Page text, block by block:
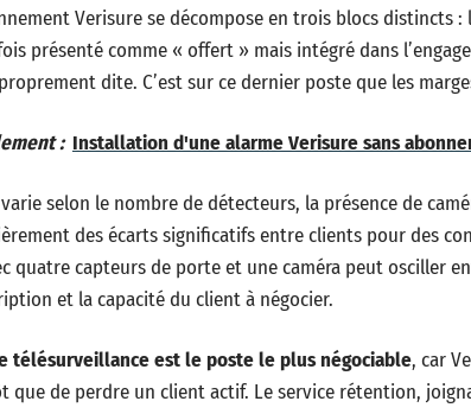
Verisure se décompose en trois blocs distincts
présenté comme « offert » mais intégré dans
dite. C’est sur ce dernier poste que les
: Installation d'une alarme Verisure sans
selon le nombre de détecteurs, la présence de
des écarts significatifs entre clients pour des
quatre capteurs de porte et une caméra peut osciller
et la capacité du client à négocier.
télésurveillance est le poste le plus négociable, car
de perdre un client actif. Le service rétention,